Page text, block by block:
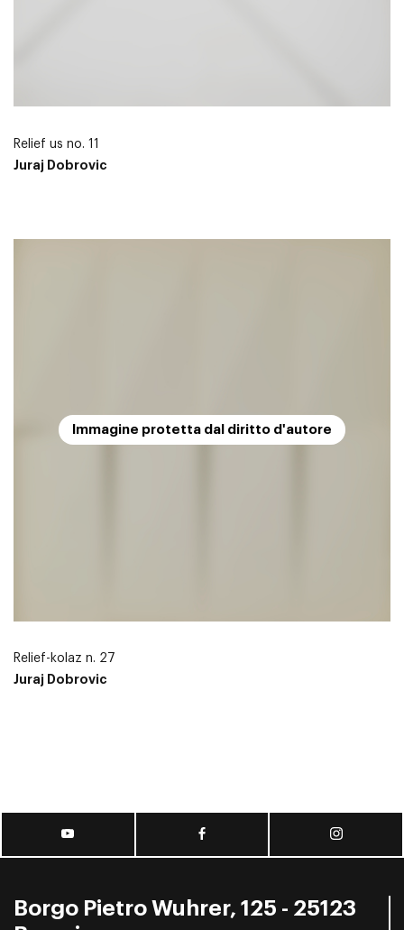
Relief us no. 11
Juraj Dobrovic
Immagine protetta dal diritto d'autore
Relief-kolaz n. 27
Juraj Dobrovic
Borgo Pietro Wuhrer, 125 - 25123